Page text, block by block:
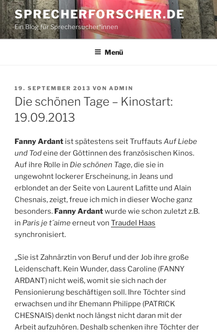
Zum
Inhalt
springen
SPRECHERFORSCHER.DE
Ein Blog für Sprechersucher*innen
Menü
VERÖFFENTLICHT
AM
19. SEPTEMBER 2013 VON ADMIN
Die schönen Tage – Kinostart:
19.09.2013
Fanny Ardant ist spätestens seit Truffauts Auf Liebe
und Todeine der Göttinnen des französischen Kinos.
Auf ihre Rolle in Die schönen Tage, die sie in
ungewohnt lockerer Erscheinung, in Jeans und
erblondet an der Seite von Laurent Lafitte und Alain
Chesnais, zeigt, freue ich mich in dieser Woche ganz
besonders. Fanny Ardantwurde wie schon zuletzt z.B.
in Paris je t´aimeerneut von Traudel Haas
synchronisiert.
„Sie ist Zahnärztin von Beruf und der Job ihre große
Leidenschaft. Kein Wunder, dass Caroline (FANNY
ARDANT) nicht weiß, womit sie sich nach der
Pensionierung beschäftigen soll. Ihre Töchter sind
erwachsen und ihr Ehemann Philippe (PATRICK
CHESNAIS) denkt noch längst nicht daran mit der
Arbeit aufzuhören. Deshalb schenken ihre Töchter der